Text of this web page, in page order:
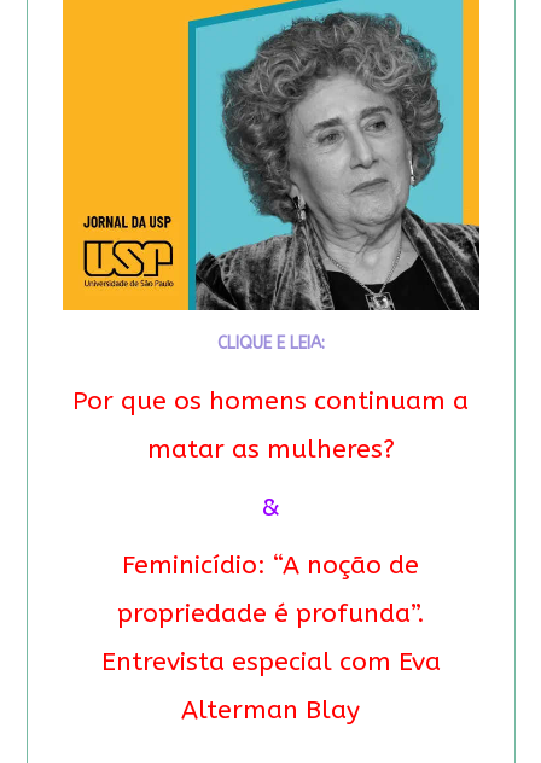
CLIQUE E LEIA:
Por que os homens continuam a
matar as mulheres?
&
Feminicídio: “A noção de
propriedade é profunda”.
Entrevista especial com Eva
Alterman Blay